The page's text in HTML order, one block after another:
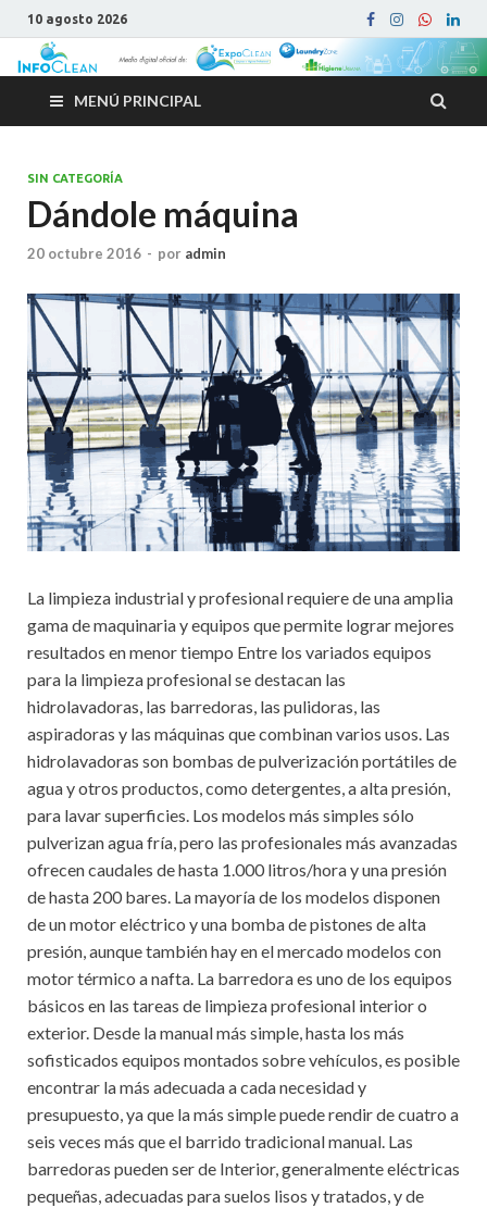
10 agosto 2026
MENÚ PRINCIPAL
SIN CATEGORÍA
Dándole máquina
20 octubre 2016 - por admin
La limpieza industrial y profesional requiere de una amplia
gama de maquinaria y equipos que permite lograr mejores
resultados en menor tiempo Entre los variados equipos
para la limpieza profesional se destacan las
hidrolavadoras, las barredoras, las pulidoras, las
aspiradoras y las máquinas que combinan varios usos. Las
hidrolavadoras son bombas de pulverización portátiles de
agua y otros productos, como detergentes, a alta presión,
para lavar superficies. Los modelos más simples sólo
pulverizan agua fría, pero las profesionales más avanzadas
ofrecen caudales de hasta 1.000 litros/hora y una presión
de hasta 200 bares. La mayoría de los modelos disponen
de un motor eléctrico y una bomba de pistones de alta
presión, aunque también hay en el mercado modelos con
motor térmico a nafta. La barredora es uno de los equipos
básicos en las tareas de limpieza profesional interior o
exterior. Desde la manual más simple, hasta los más
sofisticados equipos montados sobre vehículos, es posible
encontrar la más adecuada a cada necesidad y
presupuesto, ya que la más simple puede rendir de cuatro a
seis veces más que el barrido tradicional manual. Las
barredoras pueden ser de Interior, generalmente eléctricas
pequeñas, adecuadas para suelos lisos y tratados, y de